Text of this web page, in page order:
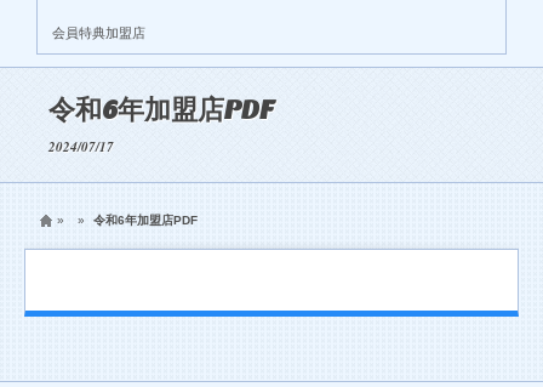
会員特典加盟店
令和6年加盟店PDF
2024/07/17
» » 令和6年加盟店PDF